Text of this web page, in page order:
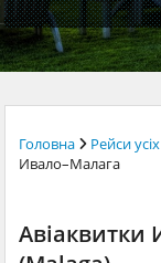
Головна Рейси
Ивало–Малага
Авіаквитки